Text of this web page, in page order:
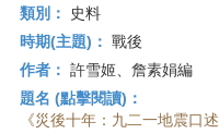
類別：
史料
時期(主題)： 戰後
作者： 許雪姬、詹素娟編
題名 (點擊閱讀)：
《災後十年：九二一地震口